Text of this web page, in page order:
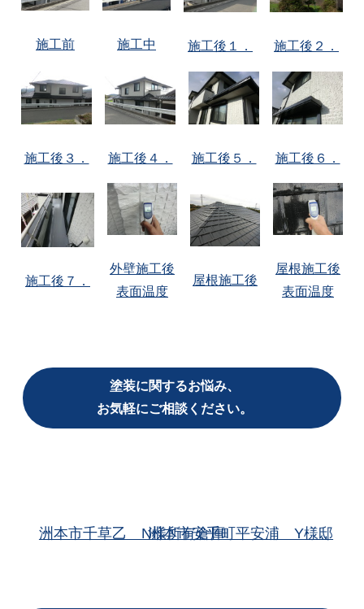
施工前 施工中 施工後１． 施工後２．
施工後３． 施工後４． 施工後５． 施工後６．
施工後７．
外壁施工後
表面温度
屋根施工後
屋根施工後
表面温度
塗装に関するお悩み、
お気軽にご相談ください。
洲本市千草乙 N様所有倉庫洲本市安乎町平安浦 Y様邸